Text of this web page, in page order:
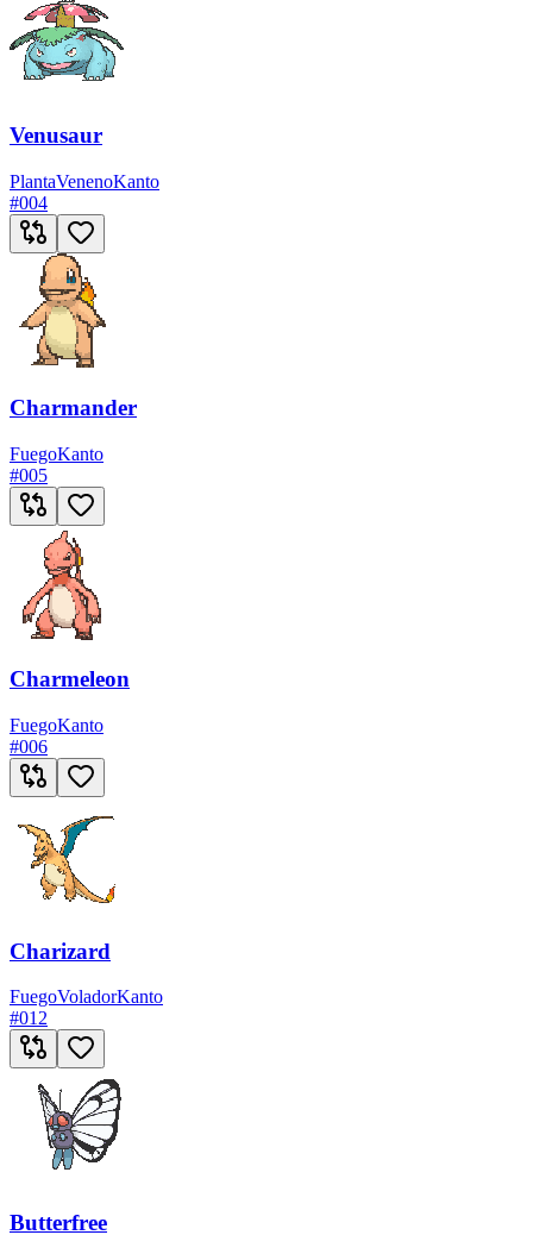
Venusaur
PlantaVenenoKanto
#004
Charmander
FuegoKanto
#005
Charmeleon
FuegoKanto
#006
Charizard
FuegoVoladorKanto
#012
Butterfree